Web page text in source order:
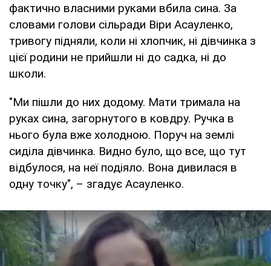
фактично власними руками вбила сина. За
словами голови сільради Віри Асауленко,
тривогу підняли, коли ні хлопчик, ні дівчинка з
цієї родини не прийшли ні до садка, ні до
школи.
"Ми пішли до них додому. Мати тримала на
руках сина, загорнутого в ковдру. Ручка в
нього була вже холодною. Поруч на землі
сиділа дівчинка. Видно було, що все, що тут
відбулося, на неї подіяло. Вона дивилася в
одну точку", – згадує Асауленко.